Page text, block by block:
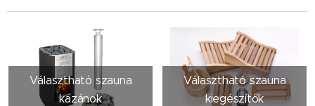
Választható szauna
kazánok
Választható szauna
kiegészítők